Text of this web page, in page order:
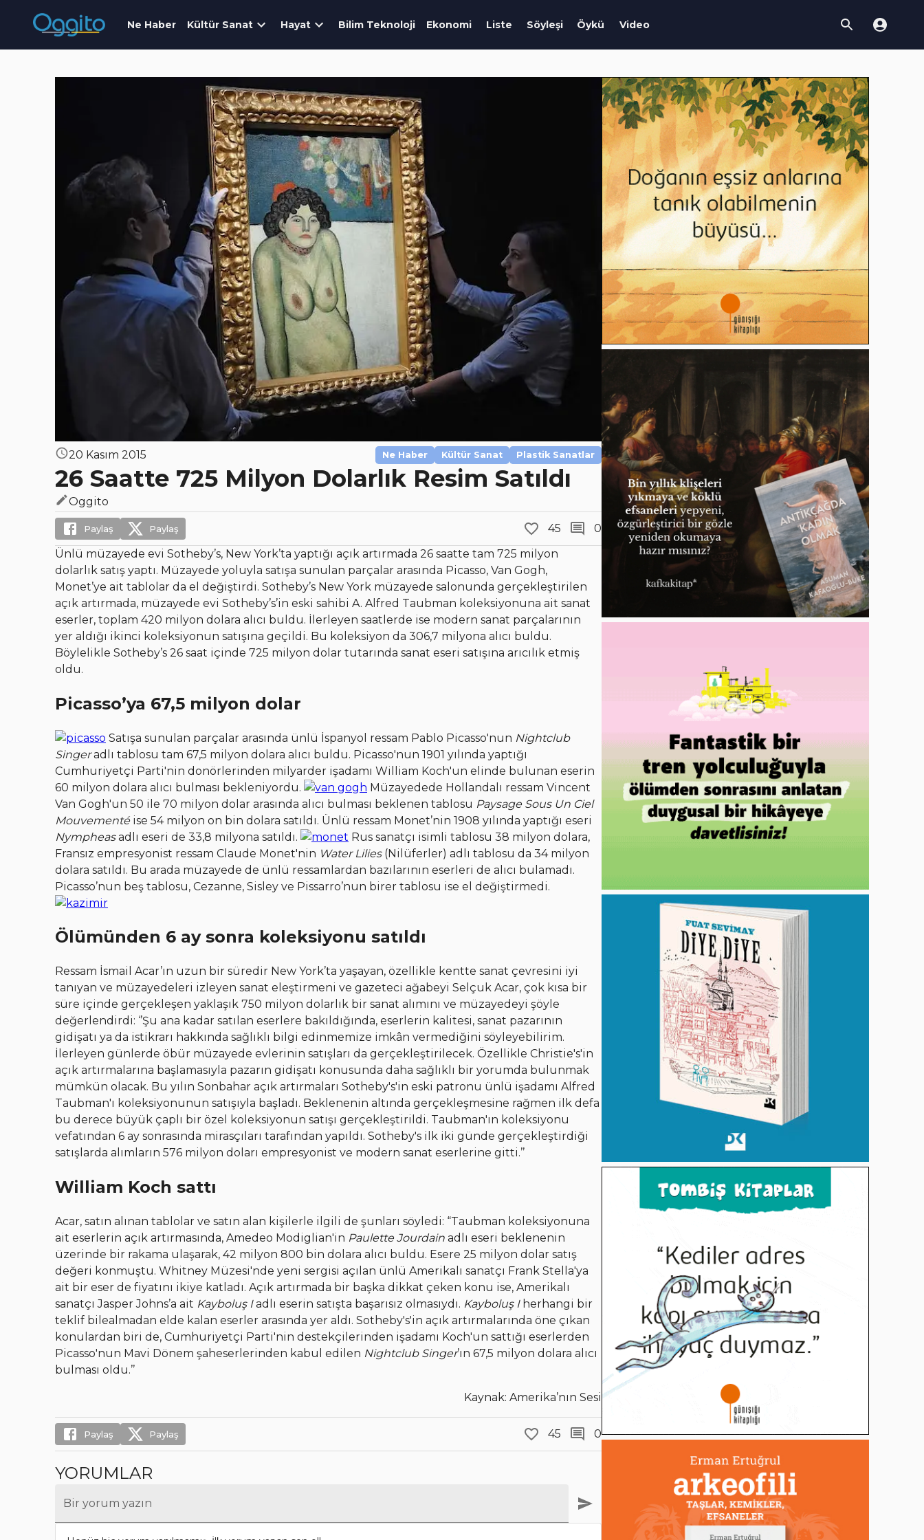
Ne Haber Kültür Sanat Hayat Bilim Teknoloji Ekonomi Liste Söyleşi Öykü Video
20 Kasım 2015 Ne Haber Kültür Sanat Plastik Sanatlar
26 Saatte 725 Milyon Dolarlık Resim Satıldı
Oggito
Paylaş Paylaş 45
0
Ünlü müzayede evi Sotheby’s, New York’ta yaptığı açık artırmada 26 saatte tam 725 milyon
dolarlık satış yaptı. Müzayede yoluyla satışa sunulan parçalar arasında Picasso, Van Gogh,
Monet’ye ait tablolar da el değiştirdi. Sotheby’s New York müzayede salonunda gerçekleştirilen
açık artırmada, müzayede evi Sotheby’s’in eski sahibi A. Alfred Taubman koleksiyonuna ait sanat
eserler, toplam 420 milyon dolara alıcı buldu. İlerleyen saatlerde ise modern sanat parçalarının
yer aldığı ikinci koleksiyonun satışına geçildi. Bu koleksiyon da 306,7 milyona alıcı buldu.
Böylelikle Sotheby’s 26 saat içinde 725 milyon dolar tutarında sanat eseri satışına arıcılık etmiş
oldu.
Picasso’ya 67,5 milyon dolar
Satışa sunulan parçalar arasında ünlü İspanyol ressam Pablo Picasso'nun Nightclub
Singeradlı tablosu tam 67,5 milyon dolara alıcı buldu. Picasso'nun 1901 yılında yaptığı
Cumhuriyetçi Parti'nin donörlerinden milyarder işadamı William Koch'un elinde bulunan eserin
60 milyon dolara alıcı bulması bekleniyordu.
Müzayedede Hollandalı ressam Vincent
Van Gogh'un 50 ile 70 milyon dolar arasında alıcı bulması beklenen tablosu Paysage Sous Un Ciel
Mouvementéise 54 milyon on bin dolara satıldı. Ünlü ressam Monet’nin 1908 yılında yaptığı eseri
Nympheasadlı eseri de 33,8 milyona satıldı.
Rus sanatçı isimli tablosu 38 milyon dolara,
Fransız empresyonist ressam Claude Monet'nin Water Lilies(Nilüferler) adlı tablosu da 34 milyon
dolara satıldı. Bu arada müzayede de ünlü ressamlardan bazılarının eserleri de alıcı bulamadı.
Picasso’nun beş tablosu, Cezanne, Sisley ve Pissarro’nun birer tablosu ise el değiştirmedi.
Ölümünden 6 ay sonra koleksiyonu satıldı
Ressam İsmail Acar’ın uzun bir süredir New York’ta yaşayan, özellikle kentte sanat çevresini iyi
tanıyan ve müzayedeleri izleyen sanat eleştirmeni ve gazeteci ağabeyi Selçuk Acar, çok kısa bir
süre içinde gerçekleşen yaklaşık 750 milyon dolarlık bir sanat alımını ve müzayedeyi şöyle
değerlendirdi: ‘’Şu ana kadar satılan eserlere bakıldığında, eserlerin kalitesi, sanat pazarının
gidişatı ya da istikrarı hakkında sağlıklı bilgi edinmemize imkân vermediğini söyleyebilirim.
İlerleyen günlerde öbür müzayede evlerinin satışları da gerçekleştirilecek. Özellikle Christie's'in
açık artırmalarına başlamasıyla pazarın gidişatı konusunda daha sağlıklı bir yorumda bulunmak
mümkün olacak. Bu yılın Sonbahar açık artırmaları Sotheby's'in eski patronu ünlü işadamı Alfred
Taubman'ı koleksiyonunun satışıyla başladı. Beklenenin altında gerçekleşmesine rağmen ilk defa
bu derece büyük çaplı bir özel koleksiyonun satışı gerçekleştirildi. Taubman'ın koleksiyonu
vefatından 6 ay sonrasında mirasçıları tarafından yapıldı. Sotheby's ilk iki günde gerçekleştirdiği
satışlarda alımların 576 milyon doları empresyonist ve modern sanat eserlerine gitti.’’
William Koch sattı
Acar, satın alınan tablolar ve satın alan kişilerle ilgili de şunları söyledi: “Taubman koleksiyonuna
ait eserlerin açık artırmasında, Amedeo Modiglian'in Paulette Jourdain adlı eseri beklenenin
üzerinde bir rakama ulaşarak, 42 milyon 800 bin dolara alıcı buldu. Esere 25 milyon dolar satış
değeri konmuştu. Whitney Müzesi'nde yeni sergisi açılan ünlü Amerikalı sanatçı Frank Stella'ya
ait bir eser de fiyatını ikiye katladı. Açık artırmada bir başka dikkat çeken konu ise, Amerikalı
sanatçı Jasper Johns’a ait Kayboluş Iadlı eserin satışta başarısız olmasıydı. Kayboluş Iherhangi bir
teklif bilealmadan elde kalan eserler arasında yer aldı. Sotheby's'in açık artırmalarında öne çıkan
konulardan biri de, Cumhuriyetçi Parti'nin destekçilerinden işadamı Koch'un sattığı eserlerden
Picasso'nun Mavi Dönem şaheserlerinden kabul edilen Nightclub Singer’ın 67,5 milyon dolara alıcı
bulması oldu.’’
Kaynak: Amerika’nın Sesi
Paylaş Paylaş 45 0
YORUMLAR
Bir yorum yazın